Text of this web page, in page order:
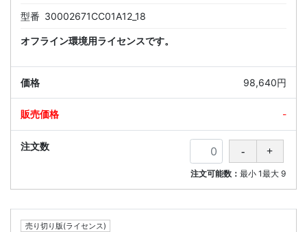
型番 30002671CC01A12_18
オフライン環境用ライセンスです。
98,640円
-
注文可能数：最小 1最大 9
売り切り版(ライセンス)